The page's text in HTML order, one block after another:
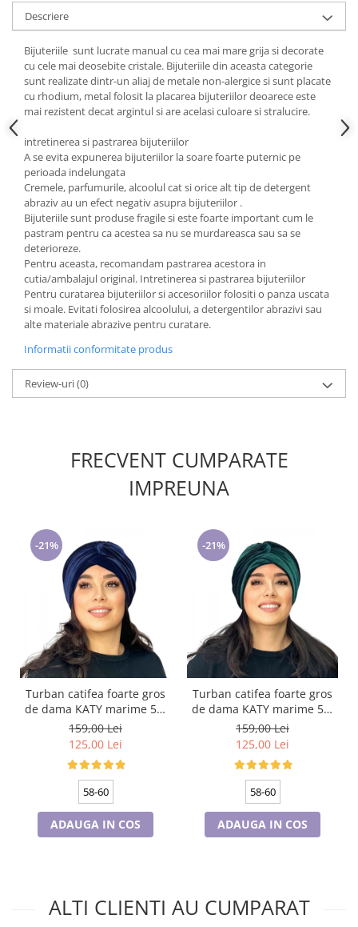
Cadouri pentru Doctori
Cadouri pentru Sfânta Maria
Martisoare
Descriere
Bijuteriile sunt lucrate manual cu cea mai mare grija si decorate
cu cele mai deosebite cristale. Bijuteriile din aceasta categorie
sunt realizate dintr-un aliaj de metale non-alergice si sunt placate
cu rhodium, metal folosit la placarea bijuteriilor deoarece este
mai rezistent decat argintul si are acelasi culoare si stralucire.
intretinerea si pastrarea bijuteriilor
A se evita expunerea bijuteriilor la soare foarte puternic pe
perioada indelungata
Cremele, parfumurile, alcoolul cat si orice alt tip de detergent
abraziv au un efect negativ asupra bijuteriilor .
Bijuteriile sunt produse fragile si este foarte important cum le
pastram pentru ca acestea sa nu se murdareasca sau sa se
deterioreze.
Pentru aceasta, recomandam pastrarea acestora in
cutia/ambalajul original. Intretinerea si pastrarea bijuteriilor
Pentru curatarea bijuteriilor si accesoriilor folositi o panza uscata
si moale. Evitati folosirea alcoolului, a detergentilor abrazivi sau
alte materiale abrazive pentru curatare.
Informatii conformitate produs
Review-uri(0)
FRECVENT CUMPARATE
IMPREUNA
-21%
Turban catifea foarte gros
de dama KATY marime 58-
60, captuseala polar,
culoare bleomarin
159,00 Lei
125,00 Lei
58-60
ADAUGA IN COS
-21%
Turban catifea foarte gros
de dama KATY marime 58-
60, captuseala polar,
culoare verde emerald
159,00 Lei
125,00 Lei
58-60
ADAUGA IN COS
ALTI CLIENTI AU CUMPARAT